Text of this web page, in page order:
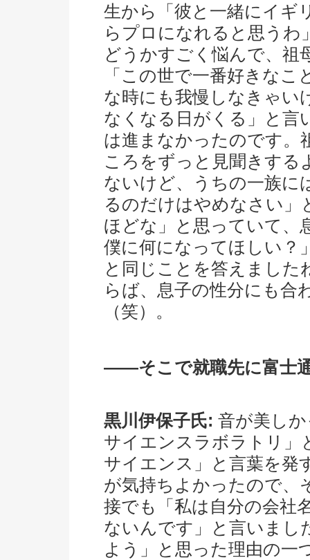
生から「彼と一緒にイギ
らプロになれると思うわ
どうかすごく悩んで、祖
「この世で一番好きな
な時にも我慢しなきゃい
なくなる日がくる」と言
は進まなかったのです。
ころをずっと見聞きする
ないけど、うちの一族に
るのだけはやめなさい」
ほどな」と思っていて、
僕に何になってほしい？
と同じことを答えました
らば、息子の性分にも合
（笑）。
――そこで就職先に富士
黒川伊保子氏: 音が美し
サイエンスラボラトリ」
サイエンス」と言葉を発
が気持ちよかったので、
接でも「私は自分の会社
ないんです」と言いまし
よう」と思った理由の一